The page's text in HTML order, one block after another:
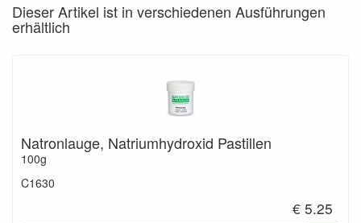
Dieser Artikel ist in verschiedenen Ausführungen
erhältlich
Natronlauge, Natriumhydroxid Pastillen
100g
C1630
€ 5.25